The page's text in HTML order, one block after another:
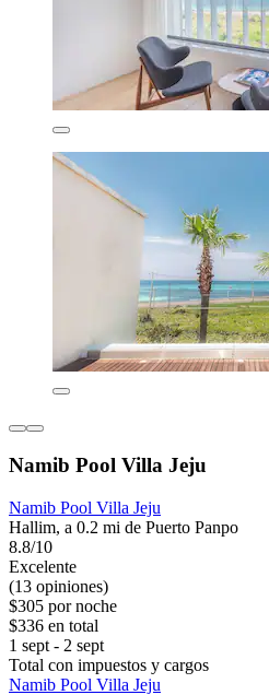
Namib Pool Villa Jeju
Namib Pool Villa Jeju
Hallim, a 0.2 mi de Puerto Panpo
8.8/10
Excelente
(13 opiniones)
$305 por noche
$336 en total
1 sept - 2 sept
Total con impuestos y cargos
Namib Pool Villa Jeju